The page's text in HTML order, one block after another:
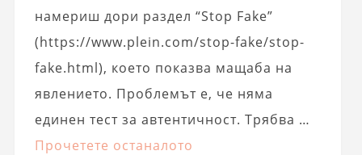
намериш дори раздел “Stop Fake”
(https://www.plein.com/stop-fake/stop-
fake.html), което показва мащаба на
явлението. Проблемът е, че няма
единен тест за автентичност. Трябва …
Прочетете останалото